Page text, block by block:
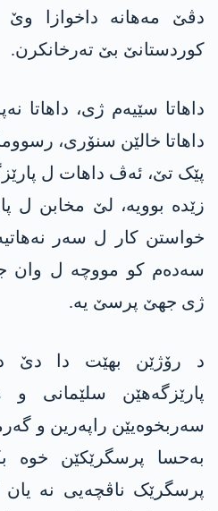
دڤێ مەهانە داخوازا وێ
کوردستانێ بێ تەرخانکرن.
داهاتا سێیەم ژی، داهاتا
داهاتا خالێن سنۆری،
پێک تێ، ئەڤ داهات ل
زێدە بوویە، لێ مخابن ل
خواستن کار ل سەر
سەدەم کو مووچە ل وان
ژی جهێ پرسێ یە.
د رۆژێن بهێت دا دێ
پارێزگەهێن سلێمانی و
سەربخوەیێن راپەرین و
بەحسا پرسگرێکێن خوە
پرسگرێک ناڤچەیی نە